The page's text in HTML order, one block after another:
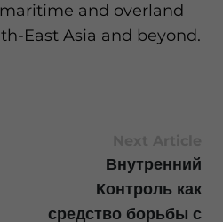
and overland
East Asia and beyond.
Внутренний
Контроль как
средство борьбы с